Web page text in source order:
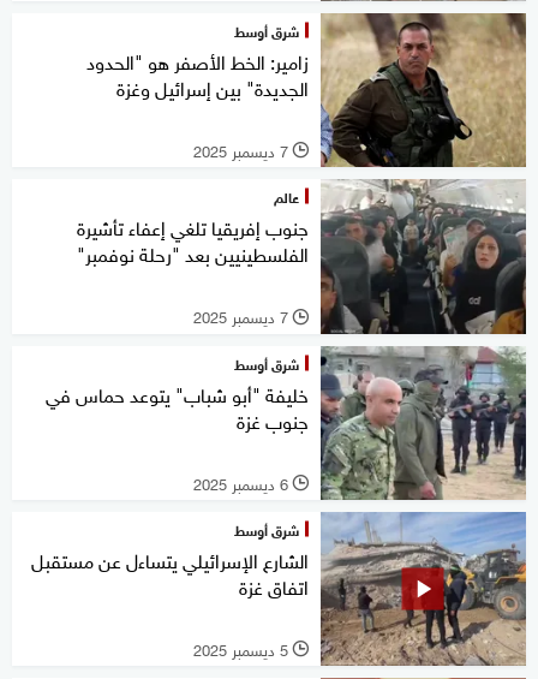
شرق أوسط
زامير: الخط الأصفر هو "الحدود
الجديدة" بين إسرائيل وغزة
l 7 ديسمبر 2025
عالم
جنوب إفريقيا تلغي إعفاء تأشيرة
الفلسطينيين بعد "رحلة نوفمبر"
l 7 ديسمبر 2025
شرق أوسط
خليفة "أبو شباب" يتوعد حماس في
جنوب غزة
l 6 ديسمبر 2025
شرق أوسط
الشارع الإسرائيلي يتساءل عن مستقبل
اتفاق غزة
l 5 ديسمبر 2025